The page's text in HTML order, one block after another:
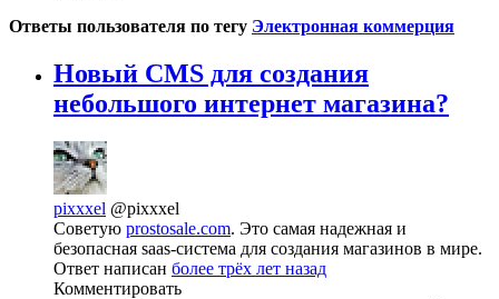
Ответы пользователя по тегу Электронная коммерция
Новый CMS для создания
небольшого интернет магазина?
pixxxel @pixxxel
Советую prostosale.com. Это самая надежная и
безопасная saas-система для создания магазинов в мире.
Ответ написан более трёх лет назад
Комментировать